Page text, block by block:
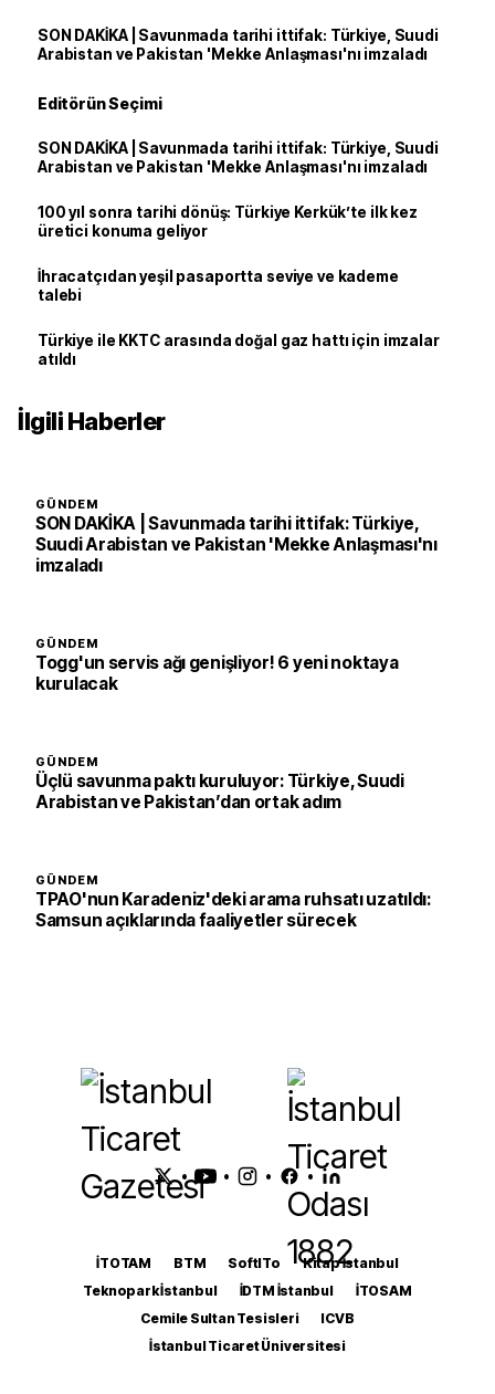
SON DAKİKA | Savunmada tarihi ittifak: Türkiye, Suudi
Arabistan ve Pakistan 'Mekke Anlaşması'nı imzaladı
Editörün Seçimi
SON DAKİKA | Savunmada tarihi ittifak: Türkiye, Suudi
Arabistan ve Pakistan 'Mekke Anlaşması'nı imzaladı
100 yıl sonra tarihi dönüş: Türkiye Kerkük’te ilk kez
üretici konuma geliyor
İhracatçıdan yeşil pasaportta seviye ve kademe
talebi
Türkiye ile KKTC arasında doğal gaz hattı için imzalar
atıldı
İlgili Haberler
GÜNDEM
SON DAKİKA | Savunmada tarihi ittifak: Türkiye,
Suudi Arabistan ve Pakistan 'Mekke Anlaşması'nı
imzaladı
GÜNDEM
Togg'un servis ağı genişliyor! 6 yeni noktaya
kurulacak
GÜNDEM
Üçlü savunma paktı kuruluyor: Türkiye, Suudi
Arabistan ve Pakistan’dan ortak adım
GÜNDEM
TPAO'nun Karadeniz'deki arama ruhsatı uzatıldı:
Samsun açıklarında faaliyetler sürecek
• • • •
İTOTAM BTM SoftITo
Kitap İstanbul
Teknopark İstanbul
İDTM İstanbul
İTOSAM
Cemile Sultan Tesisleri
ICVB
İstanbul Ticaret Üniversitesi